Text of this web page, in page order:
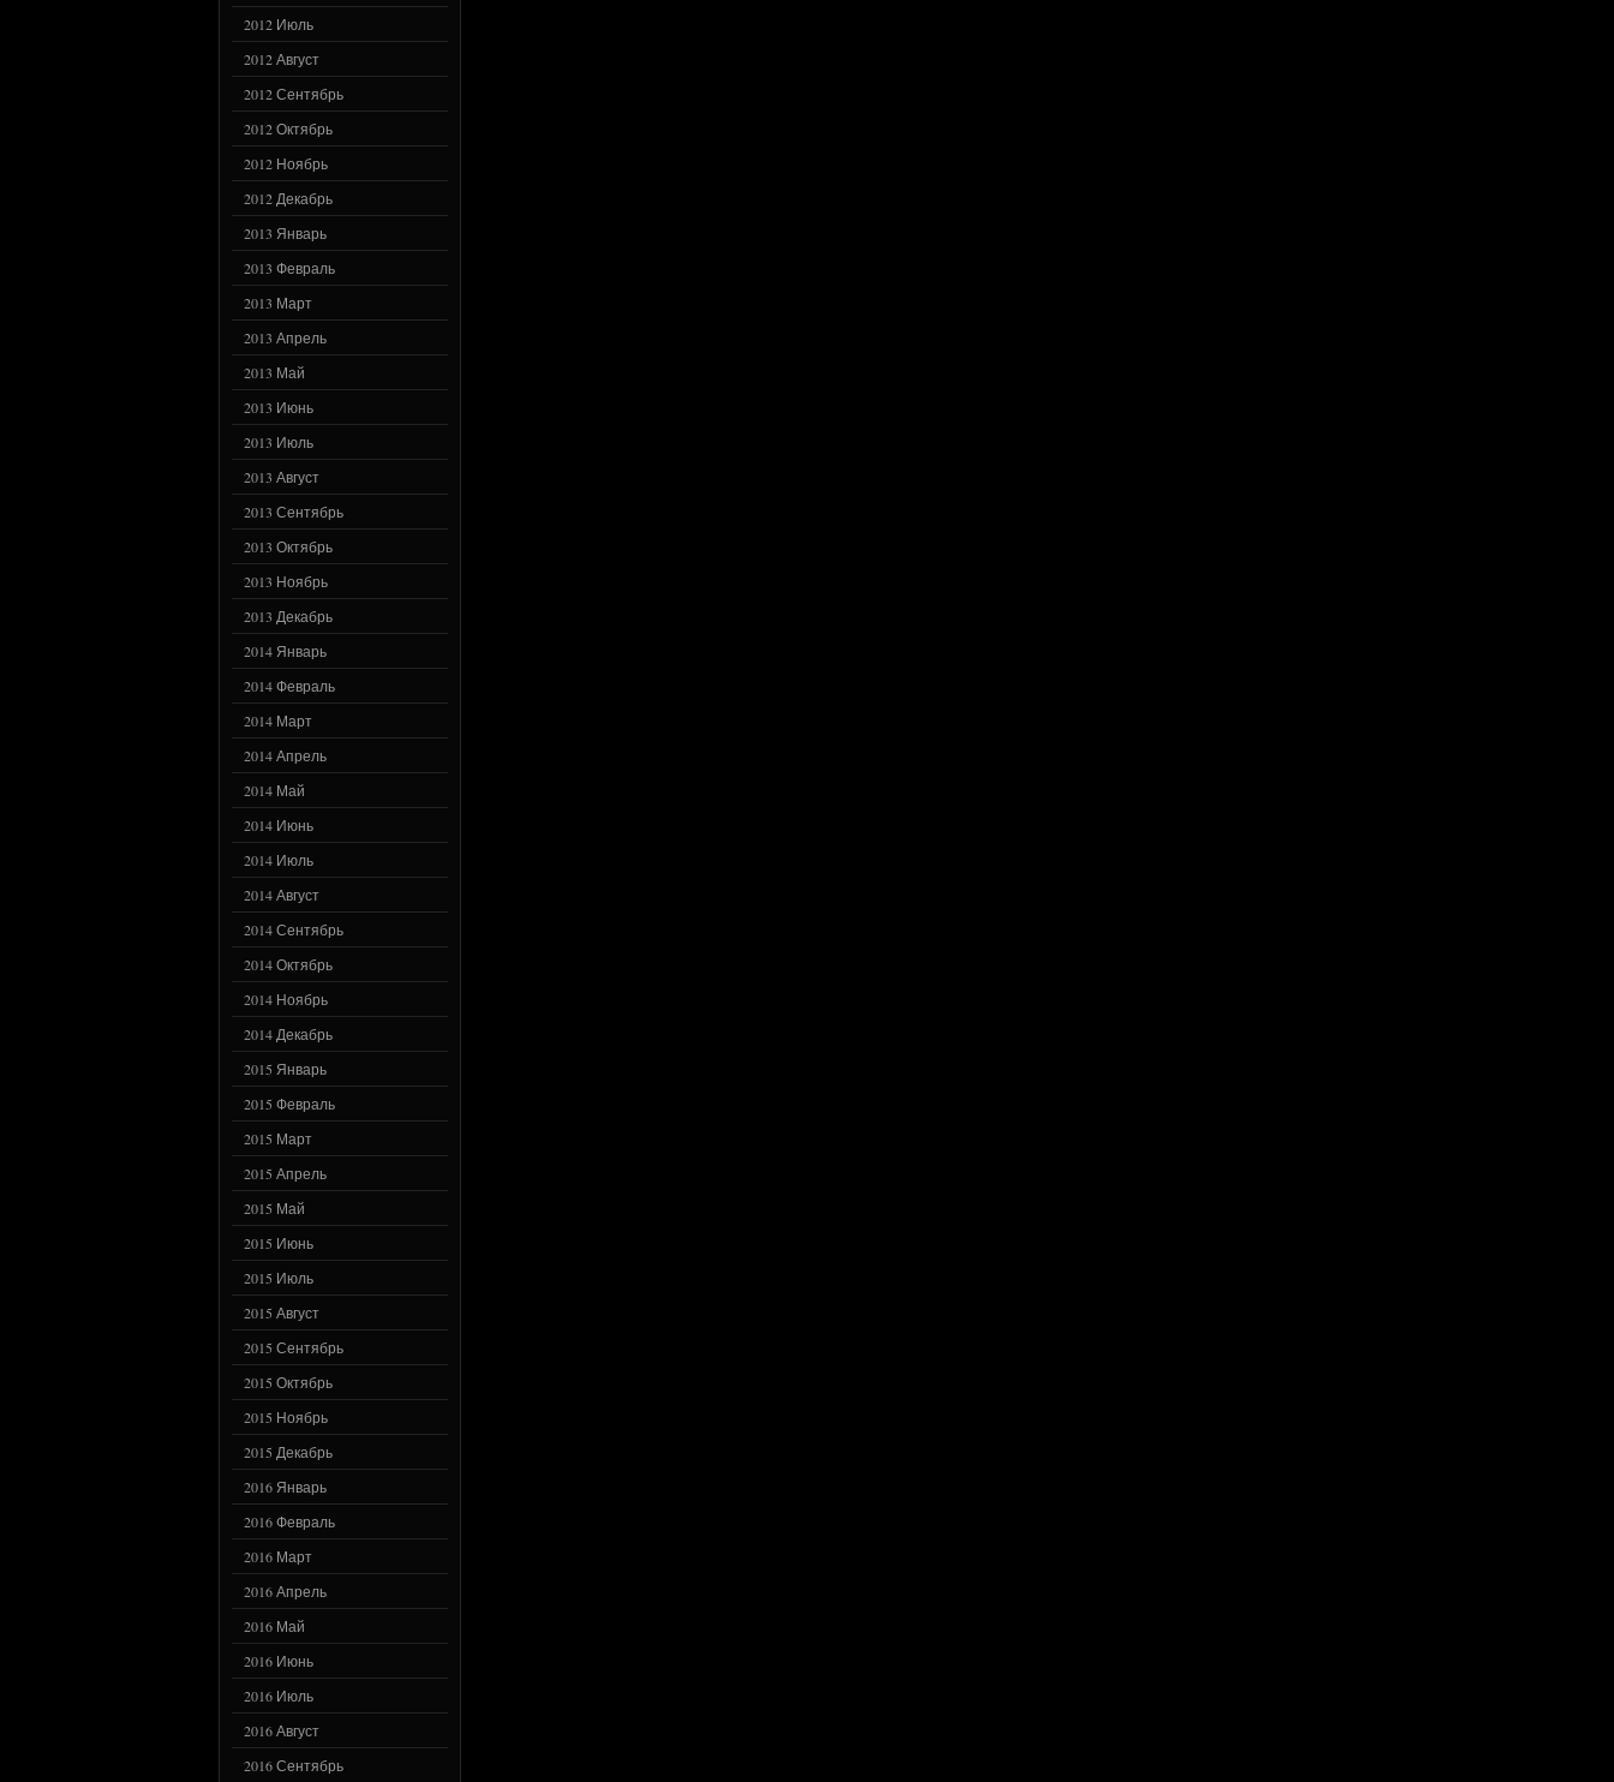
2012 Июль
2012 Август
2012 Сентябрь
2012 Октябрь
2012 Ноябрь
2012 Декабрь
2013 Январь
2013 Февраль
2013 Март
2013 Апрель
2013 Май
2013 Июнь
2013 Июль
2013 Август
2013 Сентябрь
2013 Октябрь
2013 Ноябрь
2013 Декабрь
2014 Январь
2014 Февраль
2014 Март
2014 Апрель
2014 Май
2014 Июнь
2014 Июль
2014 Август
2014 Сентябрь
2014 Октябрь
2014 Ноябрь
2014 Декабрь
2015 Январь
2015 Февраль
2015 Март
2015 Апрель
2015 Май
2015 Июнь
2015 Июль
2015 Август
2015 Сентябрь
2015 Октябрь
2015 Ноябрь
2015 Декабрь
2016 Январь
2016 Февраль
2016 Март
2016 Апрель
2016 Май
2016 Июнь
2016 Июль
2016 Август
2016 Сентябрь